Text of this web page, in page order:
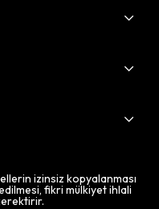
izinsiz kopyalanması
fikri mülkiyet ihlali